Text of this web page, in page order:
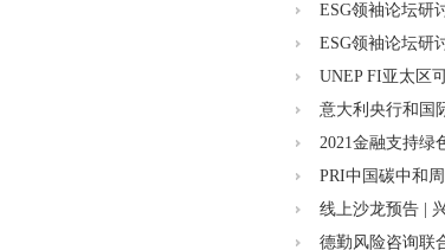
ESG领袖论坛研
ESG领袖论坛
UNEP FI亚太区
意大利央行和国
2021金融支持绿
PRI中国碳中和周
线上沙龙预告 |
德勤风险咨询联